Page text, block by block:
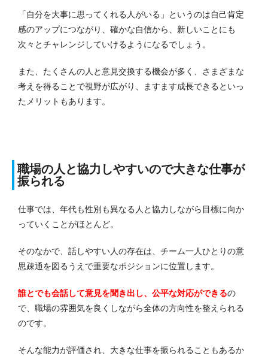
「自分を大事に思ってくれる人がいる」というのは自己肯定
感のアップにつながり、確かな自信から、新しいことにも
次々とチャレンジしていけるようになるでしょう。
また、たくさんの人と意見交換する機会が多く、さまざまな
考えを得ることで視野が広がり、ますます成長できるといっ
たメリットもあります。
職場の人と協力しやすいので大きな仕事が
振られる
仕事では、年代も性別も異なる人と協力しながら目標に向か
っていくことがほとんど。
そのなかで、話しやすい人の存在は、チーム一人ひとりの意
思疎通を図るうえで重要なポジションに位置します。
誰とでも会話して意見を聞き出し、公平な対応ができるの
で、職場の雰囲気を良くしながら全体の方向性を整えられる
のです。
そんな能力が評価され、大きな仕事を振られることもあるか